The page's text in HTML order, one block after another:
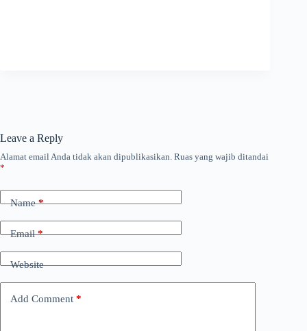
Leave a Reply
Alamat email Anda tidak akan dipublikasikan. Ruas yang wajib ditandai
*
Name*
Email*
Website
Add Comment *